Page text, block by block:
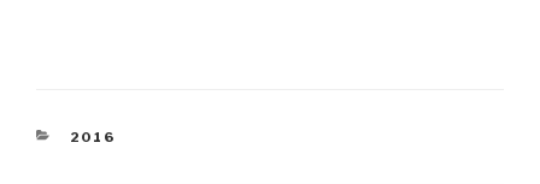
KATEGORIEN
2016